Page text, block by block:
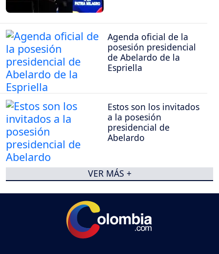
Agenda oficial de la
posesión presidencial
de Abelardo de la
Espriella
Estos son los invitados
a la posesión
presidencial de
Abelardo
VER MÁS +